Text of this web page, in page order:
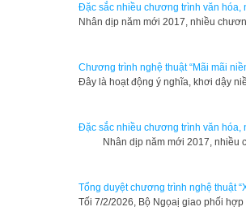
Đặc sắc nhiều chương trình văn hóa,
Nhân dịp năm mới 2017, nhiều
Chương trình nghệ thuật “Mãi mãi
Đây là hoạt động ý nghĩa, khơi dậy
Đặc sắc nhiều chương trình văn hóa,
Nhân dịp năm mới 2017, nhiều
Tổng duyệt chương trình nghệ thuật
Tối 7/2/2026, Bộ Ngọaị giao phối